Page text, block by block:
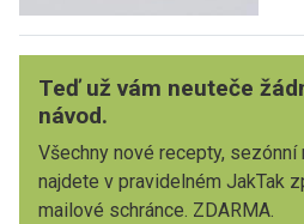
Teď už vám neuteče
návod.
Všechny nové recepty, sezónní
najdete v pravidelném JakTak
mailové schránce. ZDARMA.